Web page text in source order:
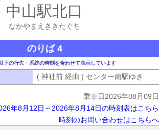
中山駅北口
なかやまえききたぐち
のりば 4
下の行先・系統の時刻を合わせて表示しています
( 神社前 経由 ) センター南駅ゆき
乗車日2026年08月09日
年8月12日～2026年8月14日の時刻表はこちら
時刻のお問い合わせはこちらへ